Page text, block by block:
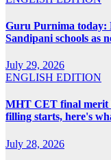
Guru Purnima today:
Sandipani schools as
July 29, 2026
ENGLISH EDITION
MHT CET final merit
filling starts, here's
July 28, 2026